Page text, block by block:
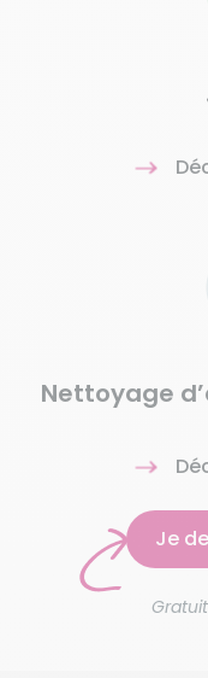
Nettoyage
Je